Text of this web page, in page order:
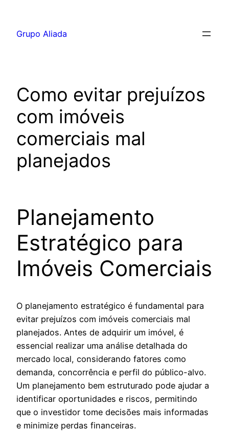
Grupo Aliada
Como evitar prejuízos
com imóveis
comerciais mal
planejados
Planejamento
Estratégico para
Imóveis Comerciais
O planejamento estratégico é fundamental para
evitar prejuízos com imóveis comerciais mal
planejados. Antes de adquirir um imóvel, é
essencial realizar uma análise detalhada do
mercado local, considerando fatores como
demanda, concorrência e perfil do público-alvo.
Um planejamento bem estruturado pode ajudar a
identificar oportunidades e riscos, permitindo
que o investidor tome decisões mais informadas
e minimize perdas financeiras.